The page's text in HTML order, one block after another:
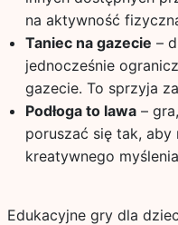
na aktywność
Taniec na gazecie –
jednocześnie
gazecie. To sprzyja
Podłoga to lawa–
poruszać się tak, aby
kreatywnego
Edukacyjne gry dla